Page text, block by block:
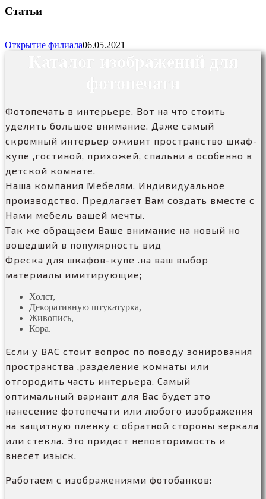
Статьи
Открытие филиала06.05.2021
Фотопечать в интерьере. Вот на что стоить
уделить большое внимание. Даже самый
скромный интерьер оживит пространство шкаф-
купе ,гостиной, прихожей, спальни а особенно в
детской комнате.
Наша компания Мебелям. Индивидуальное
производство. Предлагает Вам создать вместе с
Нами мебель вашей мечты.
Так же обращаем Ваше внимание на новый но
вошедший в популярность вид
Фреска для шкафов-купе .на ваш выбор
материалы имитирующие;
Холст,
Декоративную штукатурка,
Живопись,
Кора.
Если у ВАС стоит вопрос по поводу зонирования
пространства ,разделение комнаты или
отгородить часть интерьера. Самый
оптимальный вариант для Вас будет это
нанесение фотопечати или любого изображения
на защитную пленку с обратной стороны зеркала
или стекла. Это придаст неповторимость и
внесет изыск.
Работаем с изображениями фотобанков: